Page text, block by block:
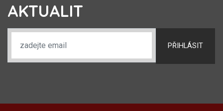
AKTUALIT
PŘIHLÁSIT